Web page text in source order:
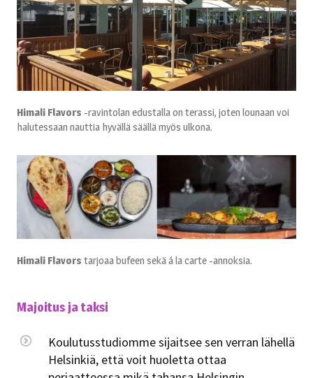
Himali Flavors -ravintolan edustalla on terassi, joten lounaan voi
halutessaan nauttia hyvällä säällä myös ulkona.
Himali Flavors tarjoaa bufeen sekä á la carte -annoksia.
Majoitus ja taksi
Koulutusstudiomme sijaitsee sen verran lähellä
Helsinkiä, että voit huoletta ottaa